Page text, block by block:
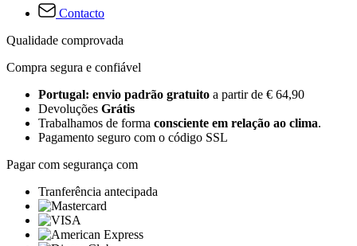
Contacto
Qualidade comprovada
Compra segura e confiável
Portugal: envio padrão gratuito a partir de € 64,90
Devoluções Grátis
Trabalhamos de forma consciente em relação ao clima.
Pagamento seguro com o código SSL
Pagar com segurança com
Tranferência antecipada